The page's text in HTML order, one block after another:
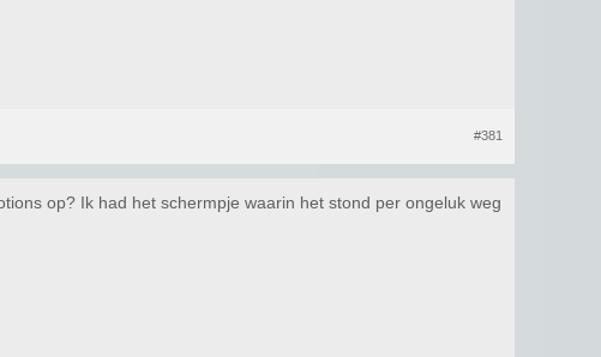
#381
op? Ik had het schermpje waarin het stond per ongeluk weg